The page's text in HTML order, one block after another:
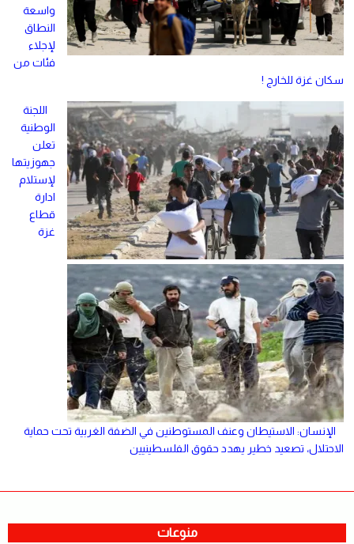
واسعة
النطاق
لإجلاء
فئات من
سكان غزة للخارج !
اللجنة
الوطنية
تعلن
جهوزيتها
لإستلام
ادارة
قطاع
غزة
الإنسان: الاستيطان وعنف المستوطنين في الضفة الغربية تحت حماية
الاحتلال، تصعيد خطير يهدد حقوق الفلسطينيين
منوعات